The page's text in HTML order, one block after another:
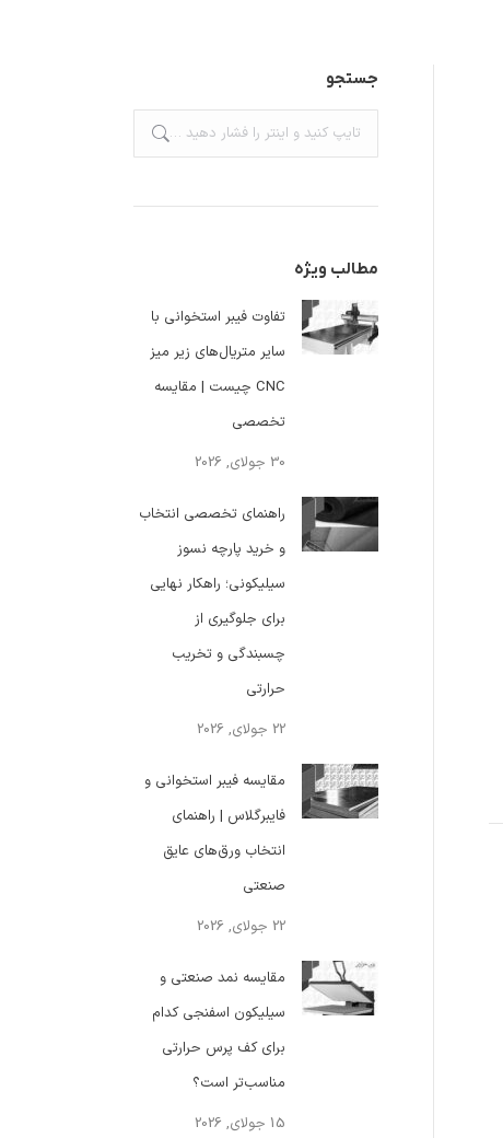
جستجو
جستجو:
مطالب ویژه
تفاوت فیبر استخوانی با
سایر متریال‌های زیر میز
CNC چیست | مقایسه
تخصصی
30 جولای, 2026
راهنمای تخصصی انتخاب
و خرید پارچه نسوز
سیلیکونی؛ راهکار نهایی
برای جلوگیری از
چسبندگی و تخریب
حرارتی
22 جولای, 2026
مقایسه فیبر استخوانی و
فایبرگلاس | راهنمای
انتخاب ورق‌های عایق
صنعتی
22 جولای, 2026
مقایسه نمد صنعتی و
سیلیکون اسفنجی کدام
برای کف پرس حرارتی
مناسب‌تر است؟
15 جولای, 2026